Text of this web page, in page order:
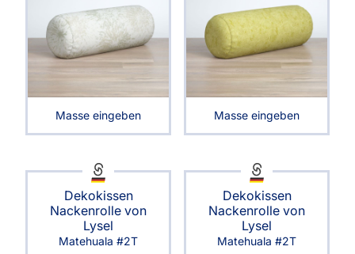
Masse eingeben Masse eingeben
Dekokissen
Nackenrolle von
Lysel
Matehuala #2T
Dekokissen
Nackenrolle von
Lysel
Matehuala #2T